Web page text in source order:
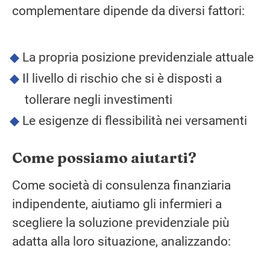
complementare dipende da diversi fattori:
La propria posizione previdenziale attuale
Il livello di rischio che si è disposti a
tollerare negli investimenti
Le esigenze di flessibilità nei versamenti
Come possiamo aiutarti?
Come società di consulenza finanziaria
indipendente, aiutiamo gli infermieri a
scegliere la soluzione previdenziale più
adatta alla loro situazione, analizzando: